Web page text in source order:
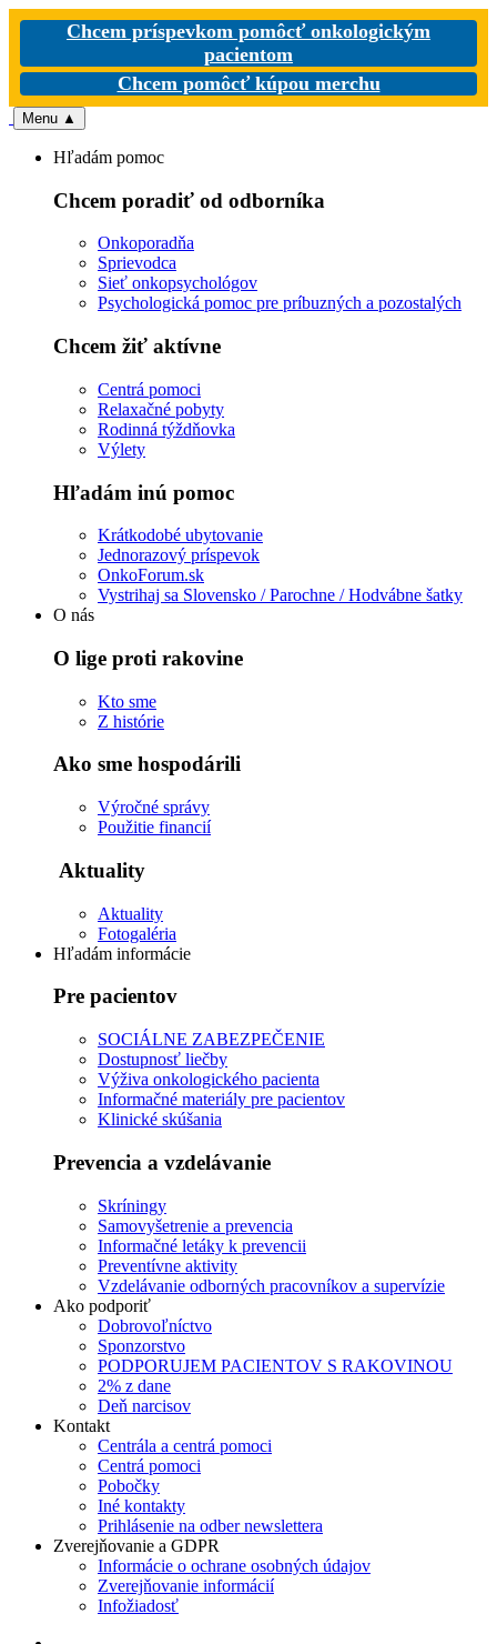
Chcem príspevkom pomôcť onkologickým
pacientom
Chcem pomôcť kúpou merchu
Menu ▲
Hľadám pomoc
Chcem poradiť od odborníka
Onkoporadňa
Sprievodca
Sieť onkopsychológov
Psychologická pomoc pre príbuzných a pozostalých
Chcem žiť aktívne
Centrá pomoci
Relaxačné pobyty
Rodinná týždňovka
Výlety
Hľadám inú pomoc
Krátkodobé ubytovanie
Jednorazový príspevok
OnkoForum.sk
Vystrihaj sa Slovensko / Parochne / Hodvábne šatky
O nás
O lige proti rakovine
Kto sme
Z histórie
Ako sme hospodárili
Výročné správy
Použitie financií
Aktuality
Aktuality
Fotogaléria
Hľadám informácie
Pre pacientov
SOCIÁLNE ZABEZPEČENIE
Dostupnosť liečby
Výživa onkologického pacienta
Informačné materiály pre pacientov
Klinické skúšania
Prevencia a vzdelávanie
Skríningy
Samovyšetrenie a prevencia
Informačné letáky k prevencii
Preventívne aktivity
Vzdelávanie odborných pracovníkov a supervízie
Ako podporiť
Dobrovoľníctvo
Sponzorstvo
PODPORUJEM PACIENTOV S RAKOVINOU
2% z dane
Deň narcisov
Kontakt
Centrála a centrá pomoci
Centrá pomoci
Pobočky
Iné kontakty
Prihlásenie na odber newslettera
Zverejňovanie a GDPR
Informácie o ochrane osobných údajov
Zverejňovanie informácií
Infožiadosť